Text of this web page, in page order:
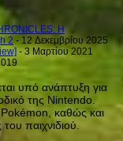
Η
2 - 12 Δεκεμβρίου 2025
- 3 Μαρτίου 2021
υπό ανάπτυξη για
της Nintendo.
καθώς και
παιχνιδιού.